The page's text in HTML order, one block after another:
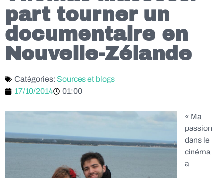
part tourner un
documentaire en
Nouvelle-Zélande
Catégories: Sources et blogs
17/10/2014
01:00
« Ma
passion
dans le
cinéma
a